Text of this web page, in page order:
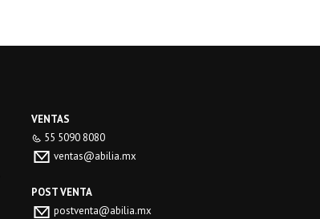
VENTAS
55 5090 8080
ventas@abilia.mx
POST VENTA
postventa@abilia.mx